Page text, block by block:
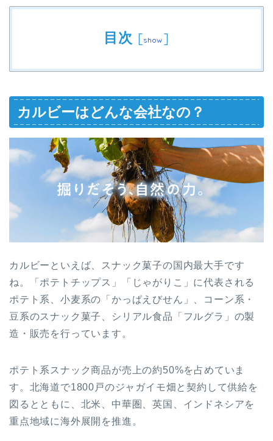
目次 [show ]
カルビーはどんな会社なの？
カルビーといえば、スナック菓子の国内最大手です
ね。「ポテトチップス」「じゃがりこ」に代表される
ポテト系、小麦系の「かっぱえびせん」、コーン系・
豆系のスナック菓子、シリアル食品「フルグラ」の製
造・販売を行っています。
ポテト系スナック商品が売上の約50%を占めていま
す。北海道で1800戸のジャガイモ畑と契約して供給を
図るとともに、北米、中華圏、英国、インドネシアを
重点地域に海外展開を推進。